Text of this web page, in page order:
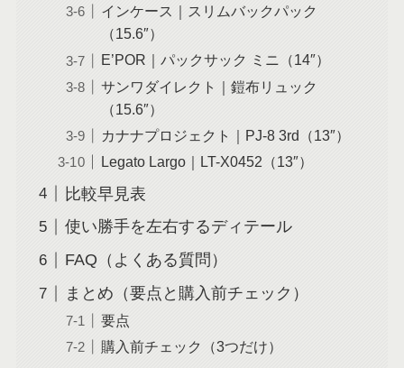
インケース｜スリムバックパック
（15.6″）
E’POR｜パックサック ミニ（14″）
サンワダイレクト｜鎧布リュック
（15.6″）
カナナプロジェクト｜PJ-8 3rd（13″）
Legato Largo｜LT-X0452（13″）
比較早見表
使い勝手を左右するディテール
FAQ（よくある質問）
まとめ（要点と購入前チェック）
要点
購入前チェック（3つだけ）